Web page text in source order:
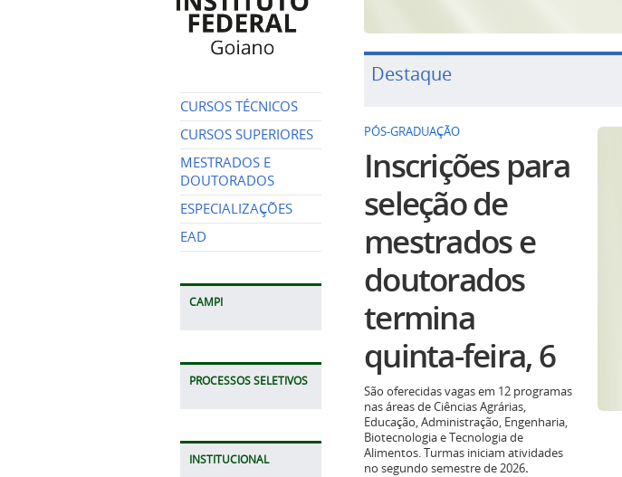
CURSOS TÉCNICOS
CURSOS SUPERIORES
MESTRADOS E
DOUTORADOS
ESPECIALIZAÇÕES
EAD
CAMPI
PROCESSOS SELETIVOS
INSTITUCIONAL
Destaque
PÓS-GRADUAÇÃO
Inscrições para
seleção de
mestrados e
doutorados
termina
quinta-feira, 6
São oferecidas vagas em 12 programas
nas áreas de Ciências Agrárias,
Educação, Administração, Engenharia,
Biotecnologia e Tecnologia de
Alimentos. Turmas iniciam atividades
no segundo semestre de 2026.